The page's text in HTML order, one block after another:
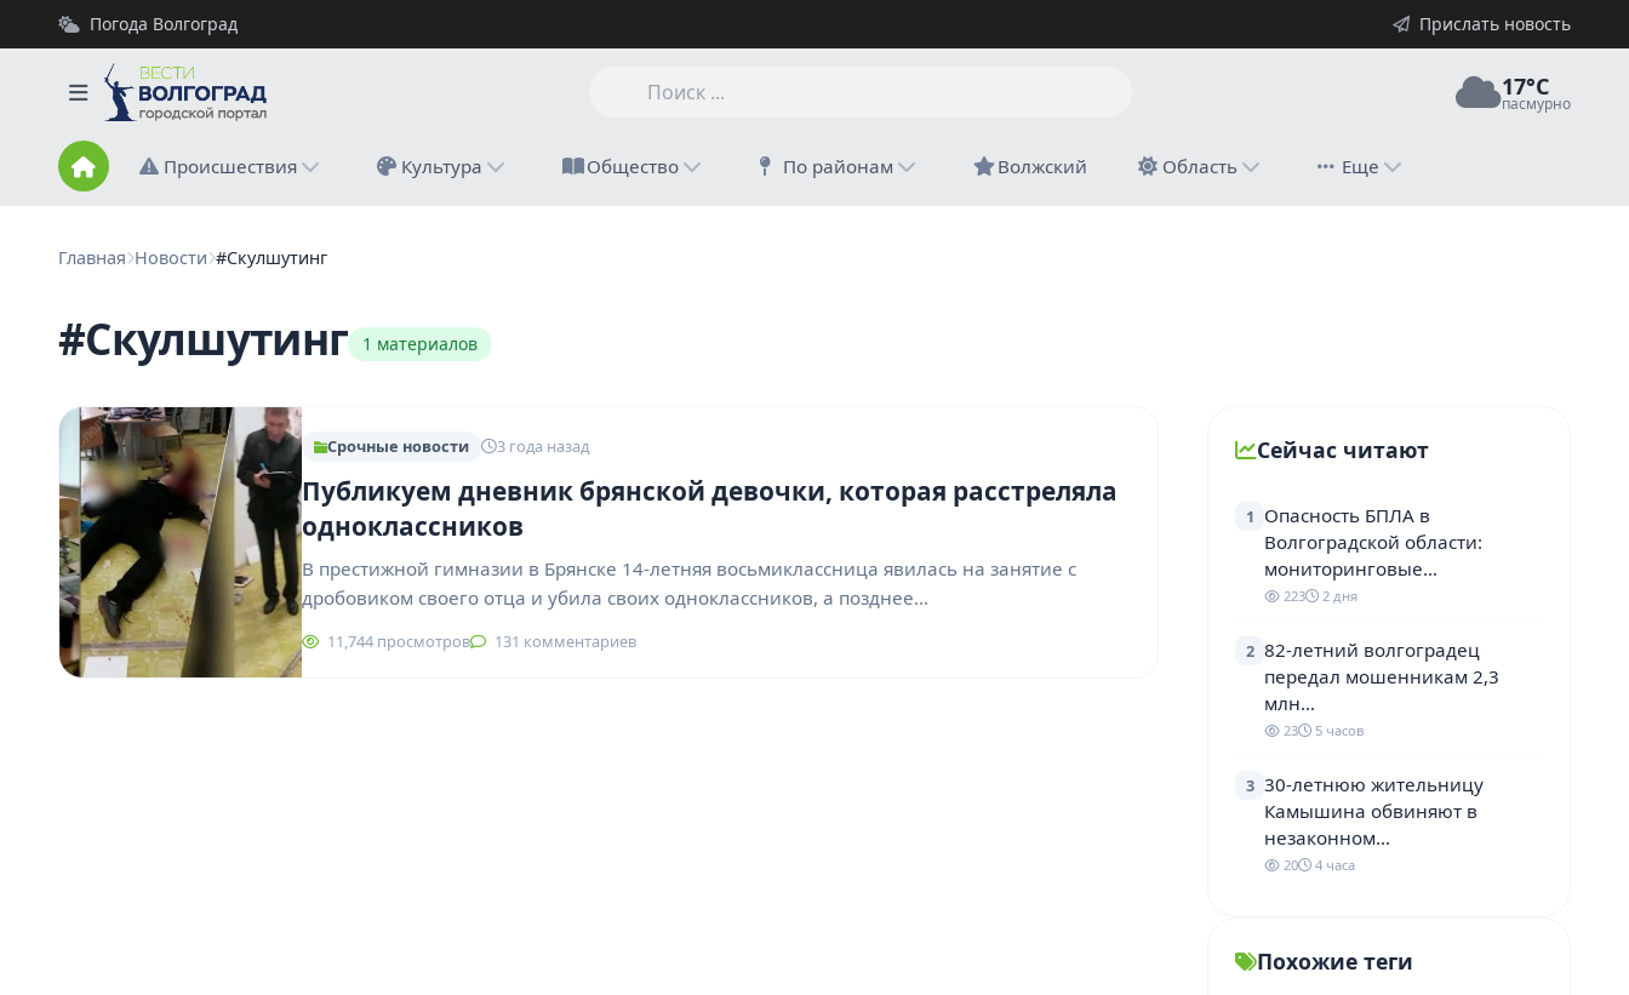
Погода Волгоград Прислать новость
17°C
пасмурно
Происшествия Культура Общество По районам Волжский Область Еще
Главная Новости #Скулшутинг
#Скулшутинг 1 материалов
Срочные новости 3 года назад
Публикуем дневник брянской девочки, которая расстреляла
одноклассников
В престижной гимназии в Брянске 14-летняя восьмиклассница явилась на занятие с
дробовиком своего отца и убила своих одноклассников, а позднее…
11,744 просмотров 131 комментариев
Сейчас читают
1 Опасность БПЛА в
Волгоградской области:
мониторинговые…
223 2 дня
2 82-летний волгоградец
передал мошенникам 2,3
млн…
23 5 часов
3 30-летнюю жительницу
Камышина обвиняют в
незаконном…
20 4 часа
Похожие теги